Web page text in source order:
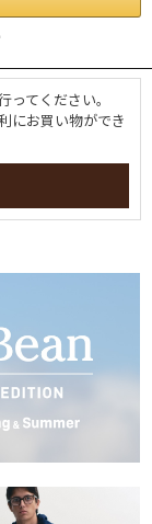
ってください。
にお買い物ができ